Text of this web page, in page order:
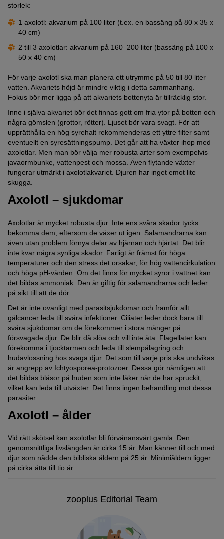
storlek:
1 axolotl: akvarium på 100 liter (t.ex. en bassäng på 80 x 35 x
40 cm)
2 till 3 axolotlar: akvarium på 160–200 liter (bassäng på 100 x
50 x 40 cm)
För varje axolotl ska man planera ett utrymme på 50 till 80 liter
vatten. Akvariets höjd är mindre viktig i detta sammanhang.
Fokus bör mer ligga på att akvariets bottenyta är tillräcklig stor.
Inne i själva akvariet bör det finnas gott om fria ytor på botten och
några gömslen (grottor, rötter). Ljuset bör vara svagt. För att
upprätthålla en hög syrehalt rekommenderas ett yttre filter samt
eventuellt en syresättningspump. Det går att ha växter ihop med
axolotlar. Men man bör välja mer robusta arter som exempelvis
javaormbunke, vattenpest och mossa. Även flytande växter
fungerar utmärkt i axolotlakvariet. Djuren har inget emot lite
skugga.
Axolotl – sjukdomar
Axolotlar är mycket robusta djur. Inte ens svåra skador tycks
bekomma dem, eftersom de växer ut igen. Salamandrarna kan
även utan problem förnya delar av hjärnan och hjärtat. Det blir
inte kvar några synliga skador. Farligt är främst för höga
temperaturer och den stress det orsakar, för hög vattencirkulation
och höga pH-värden. Om det finns för mycket syror i vattnet kan
det bildas ammoniak. Den är giftig för salamandrarna och leder
på sikt till att de dör.
Det är inte ovanligt med parasitsjukdomar och framför allt
gälcancer leda till svåra infektioner. Ciliater leder dock bara till
svåra sjukdomar om de förekommer i stora mänger på
försvagade djur. De blir då slöa och vill inte äta. Flagellater kan
förekomma i tjocktarmen och leda till slempålagring och
hudavlossning hos svaga djur. Det som till varje pris ska undvikas
är angrepp av Ichtyosporea-protozoer. Dessa gör nämligen att
det bildas blåsor på huden som inte läker när de har spruckit,
vilket kan leda till utväxter. Det finns ingen behandling mot dessa
parasiter.
Axolotl – ålder
Vid rätt skötsel kan axolotlar bli förvånansvärt gamla. Den
genomsnittliga livslängden är cirka 15 år. Man känner till och med
djur som nådde den bibliska åldern på 25 år. Minimiåldern ligger
på cirka åtta till tio år.
zooplus Editorial Team